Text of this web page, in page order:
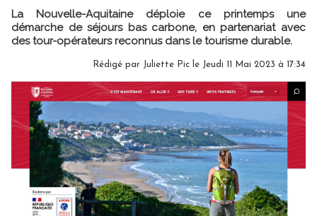
La Nouvelle-Aquitaine déploie ce printemps une
démarche de séjours bas carbone, en partenariat avec
des tour-opérateurs reconnus dans le tourisme durable.
Rédigé par Juliette Pic le Jeudi 11 Mai 2023 à 17:34